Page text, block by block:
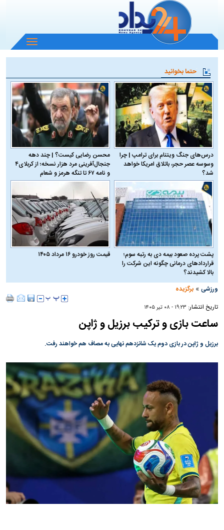
باز
و
منو
حتما بخوانید
درس‌های جنگ ویتنام برای ترامپ | چرا
وسوسه عصر حجر، باتلاق امریکا خواهد
شد؟
محسن رضایی کیست؟ | چند دهه
جنجال‌آفرینی مرد هزار نسخه؛ از کربلای۴
و نامه ۶۷ تا تنگه هرمز و شعام
پشت پرده صعود بیمه دی به رتبه سوم؛
قراردادهای درمانی چگونه این شرکت را
بالا کشیدند؟
قیمت روز خودرو ۱۶ مرداد ۱۴۰۵
ورزشی »برگزیده
تاریخ انتشار: ۱۹:۲۳ - ۰۸ تير ۱۴۰۵
ساعت بازی و ترکیب برزیل و ژاپن
برزیل و ژاپن در بازی دوم یک شانزدهم نهایی به مصاف هم خواهند رفت.